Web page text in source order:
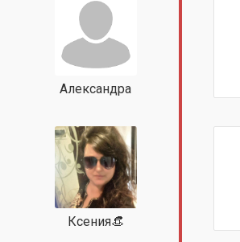
Александра
Ксения👒